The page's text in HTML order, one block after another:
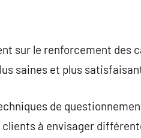
sur le renforcement des
saines et plus
de
clients à envisager